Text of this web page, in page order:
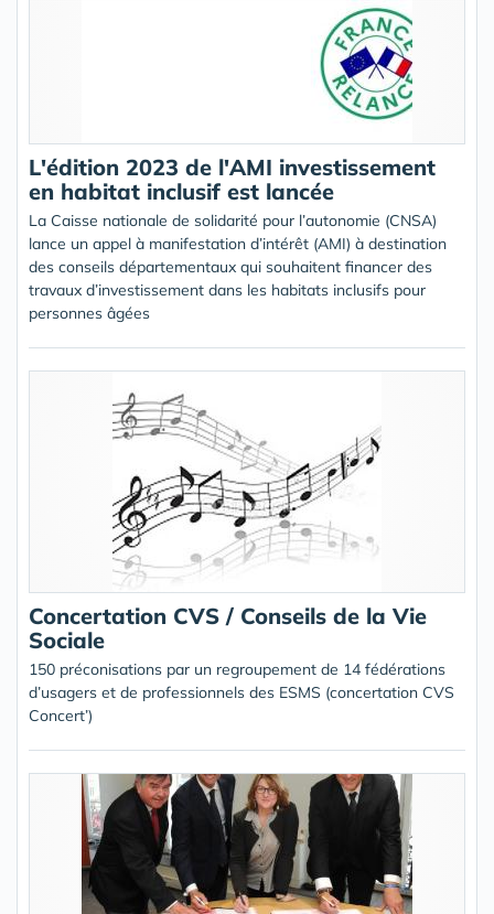
L'édition 2023 de l'AMI investissement
en habitat inclusif est lancée
La Caisse nationale de solidarité pour l’autonomie (CNSA)
lance un appel à manifestation d’intérêt (AMI) à destination
des conseils départementaux qui souhaitent financer des
travaux d’investissement dans les habitats inclusifs pour
personnes âgées
Concertation CVS / Conseils de la Vie
Sociale
150 préconisations par un regroupement de 14 fédérations
d’usagers et de professionnels des ESMS (concertation CVS
Concert’)